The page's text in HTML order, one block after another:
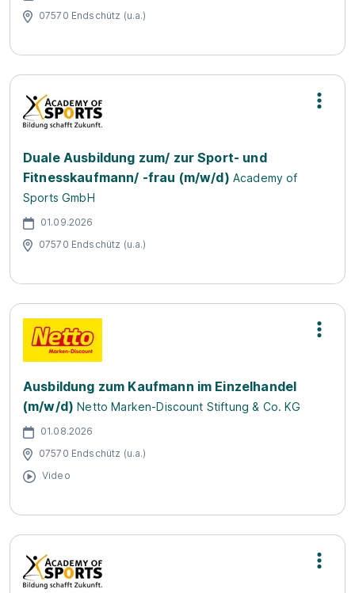
07570 Endschütz (u.a.)
Duale Ausbildung zum/ zur Sport- und
Fitnesskaufmann/ -frau (m/w/d) Academy of
Sports GmbH
01.09.2026
07570 Endschütz (u.a.)
Ausbildung zum Kaufmann im Einzelhandel
(m/w/d) Netto Marken-Discount Stiftung & Co. KG
01.08.2026
07570 Endschütz (u.a.)
Video